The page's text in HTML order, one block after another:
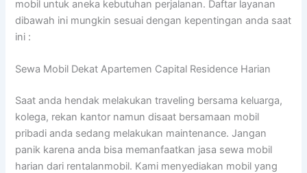
mobil untuk aneka kebutuhan perjalanan. Daftar layanan
dibawah ini mungkin sesuai dengan kepentingan anda saat
ini :
Sewa Mobil Dekat Apartemen Capital Residence Harian
Saat anda hendak melakukan traveling bersama keluarga,
kolega, rekan kantor namun disaat bersamaan mobil
pribadi anda sedang melakukan maintenance. Jangan
panik karena anda bisa memanfaatkan jasa sewa mobil
harian dari rentalanmobil. Kami menyediakan mobil yang